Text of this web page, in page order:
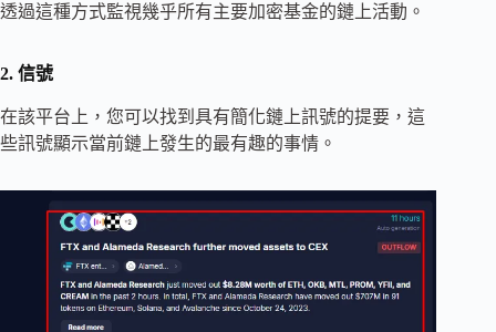
透過這種方式監視幾乎所有主要加密基金的鏈上活動。
2. 信號
在該平台上，您可以找到具有簡化鏈上訊號的提要，這
些訊號顯示當前鏈上發生的最有趣的事情。